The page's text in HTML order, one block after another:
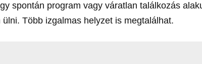
spontán program vagy váratlan találkozás
Több izgalmas helyzet is megtalálhat.